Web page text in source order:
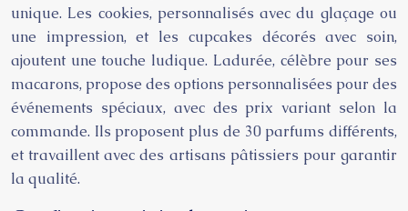
unique. Les cookies, personnalisés avec du glaçage ou
une impression, et les cupcakes décorés avec soin,
ajoutent une touche ludique. Ladurée, célèbre pour ses
macarons, propose des options personnalisées pour des
événements spéciaux, avec des prix variant selon la
commande. Ils proposent plus de 30 parfums différents,
et travaillent avec des artisans pâtissiers pour garantir
la qualité.